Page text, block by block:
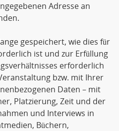
Adresse an
gespeichert, wie dies für
ist und zur Erfüllung
erforderlich
bzw. mit Ihrer
Daten – mit
Platzierung, Zeit und der
und Interviews in
Büchern,